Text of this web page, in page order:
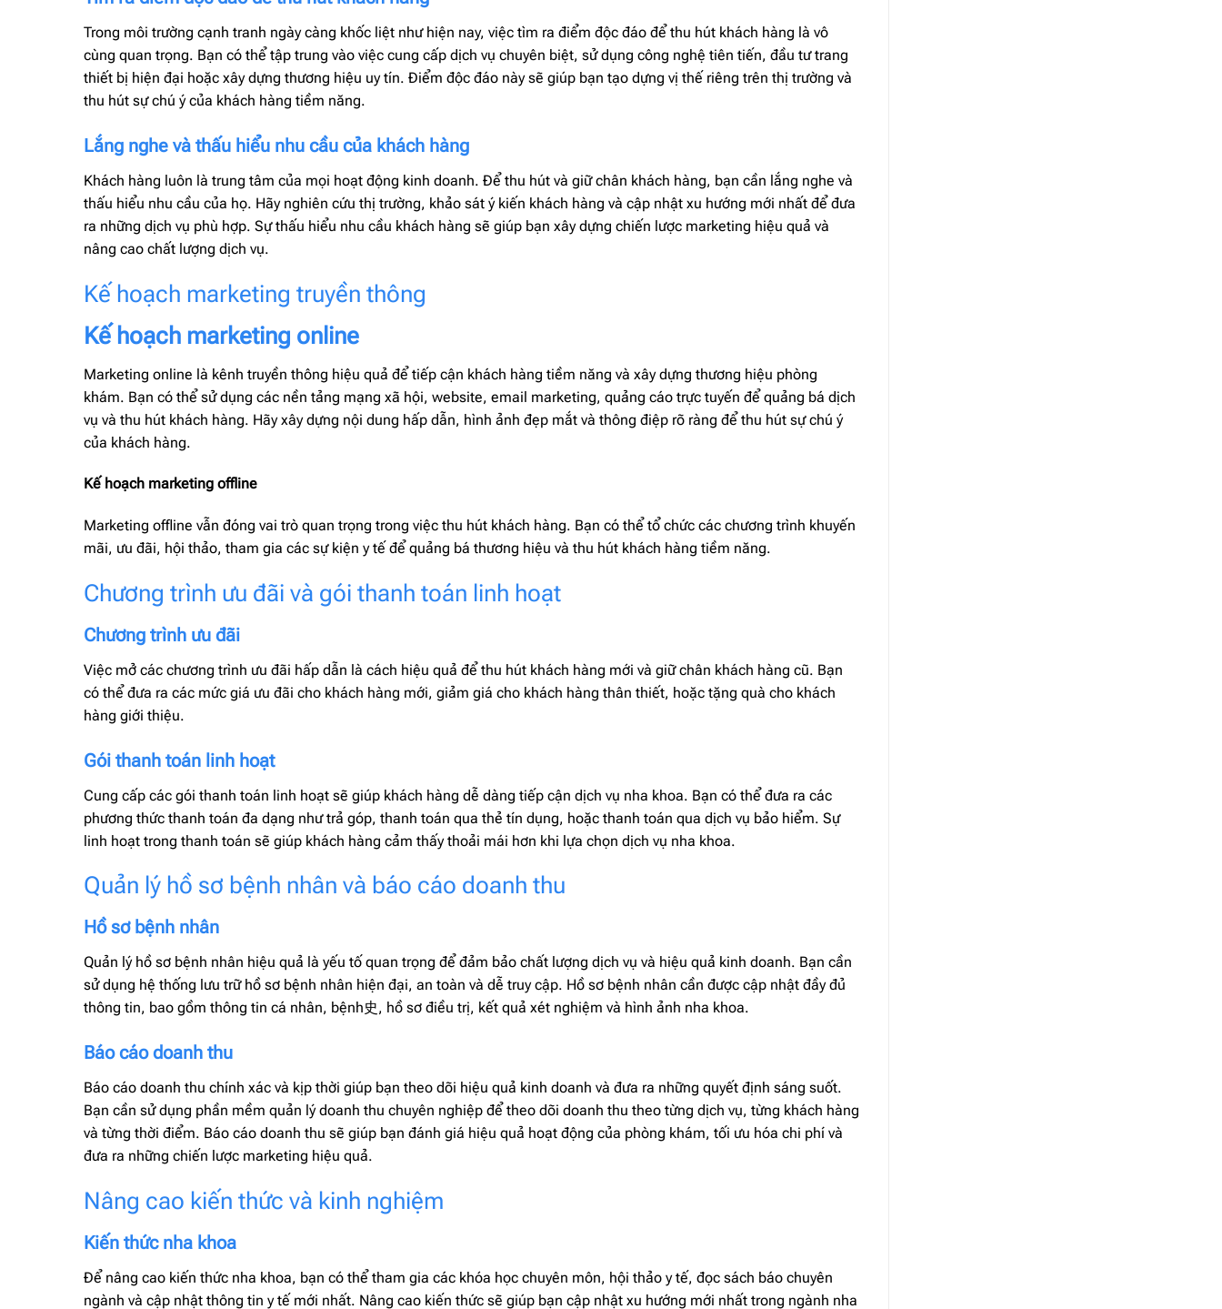
Trong môi trường cạnh tranh ngày càng khốc liệt như hiện nay, việc tìm ra điểm độc đáo để thu hút khách hàng là vô
cùng quan trọng. Bạn có thể tập trung vào việc cung cấp dịch vụ chuyên biệt, sử dụng công nghệ tiên tiến, đầu tư trang
thiết bị hiện đại hoặc xây dựng thương hiệu uy tín. Điểm độc đáo này sẽ giúp bạn tạo dựng vị thế riêng trên thị trường và
thu hút sự chú ý của khách hàng tiềm năng.
Lắng nghe và thấu hiểu nhu cầu của khách hàng
Khách hàng luôn là trung tâm của mọi hoạt động kinh doanh. Để thu hút và giữ chân khách hàng, bạn cần lắng nghe và
thấu hiểu nhu cầu của họ. Hãy nghiên cứu thị trường, khảo sát ý kiến khách hàng và cập nhật xu hướng mới nhất để đưa
ra những dịch vụ phù hợp. Sự thấu hiểu nhu cầu khách hàng sẽ giúp bạn xây dựng chiến lược marketing hiệu quả và
nâng cao chất lượng dịch vụ.
Kế hoạch marketing truyền thông
Kế hoạch marketing online
Marketing online là kênh truyền thông hiệu quả để tiếp cận khách hàng tiềm năng và xây dựng thương hiệu phòng
khám. Bạn có thể sử dụng các nền tảng mạng xã hội, website, email marketing, quảng cáo trực tuyến để quảng bá dịch
vụ và thu hút khách hàng. Hãy xây dựng nội dung hấp dẫn, hình ảnh đẹp mắt và thông điệp rõ ràng để thu hút sự chú ý
của khách hàng.
Kế hoạch marketing offline
Marketing offline vẫn đóng vai trò quan trọng trong việc thu hút khách hàng. Bạn có thể tổ chức các chương trình khuyến
mãi, ưu đãi, hội thảo, tham gia các sự kiện y tế để quảng bá thương hiệu và thu hút khách hàng tiềm năng.
Chương trình ưu đãi và gói thanh toán linh hoạt
Chương trình ưu đãi
Việc mở các chương trình ưu đãi hấp dẫn là cách hiệu quả để thu hút khách hàng mới và giữ chân khách hàng cũ. Bạn
có thể đưa ra các mức giá ưu đãi cho khách hàng mới, giảm giá cho khách hàng thân thiết, hoặc tặng quà cho khách
hàng giới thiệu.
Gói thanh toán linh hoạt
Cung cấp các gói thanh toán linh hoạt sẽ giúp khách hàng dễ dàng tiếp cận dịch vụ nha khoa. Bạn có thể đưa ra các
phương thức thanh toán đa dạng như trả góp, thanh toán qua thẻ tín dụng, hoặc thanh toán qua dịch vụ bảo hiểm. Sự
linh hoạt trong thanh toán sẽ giúp khách hàng cảm thấy thoải mái hơn khi lựa chọn dịch vụ nha khoa.
Quản lý hồ sơ bệnh nhân và báo cáo doanh thu
Hồ sơ bệnh nhân
Quản lý hồ sơ bệnh nhân hiệu quả là yếu tố quan trọng để đảm bảo chất lượng dịch vụ và hiệu quả kinh doanh. Bạn cần
sử dụng hệ thống lưu trữ hồ sơ bệnh nhân hiện đại, an toàn và dễ truy cập. Hồ sơ bệnh nhân cần được cập nhật đầy đủ
thông tin, bao gồm thông tin cá nhân, bệnh史, hồ sơ điều trị, kết quả xét nghiệm và hình ảnh nha khoa.
Báo cáo doanh thu
Báo cáo doanh thu chính xác và kịp thời giúp bạn theo dõi hiệu quả kinh doanh và đưa ra những quyết định sáng suốt.
Bạn cần sử dụng phần mềm quản lý doanh thu chuyên nghiệp để theo dõi doanh thu theo từng dịch vụ, từng khách hàng
và từng thời điểm. Báo cáo doanh thu sẽ giúp bạn đánh giá hiệu quả hoạt động của phòng khám, tối ưu hóa chi phí và
đưa ra những chiến lược marketing hiệu quả.
Nâng cao kiến thức và kinh nghiệm
Kiến thức nha khoa
Để nâng cao kiến thức nha khoa, bạn có thể tham gia các khóa học chuyên môn, hội thảo y tế, đọc sách báo chuyên
ngành và cập nhật thông tin y tế mới nhất. Nâng cao kiến thức sẽ giúp bạn cập nhật xu hướng mới nhất trong ngành nha